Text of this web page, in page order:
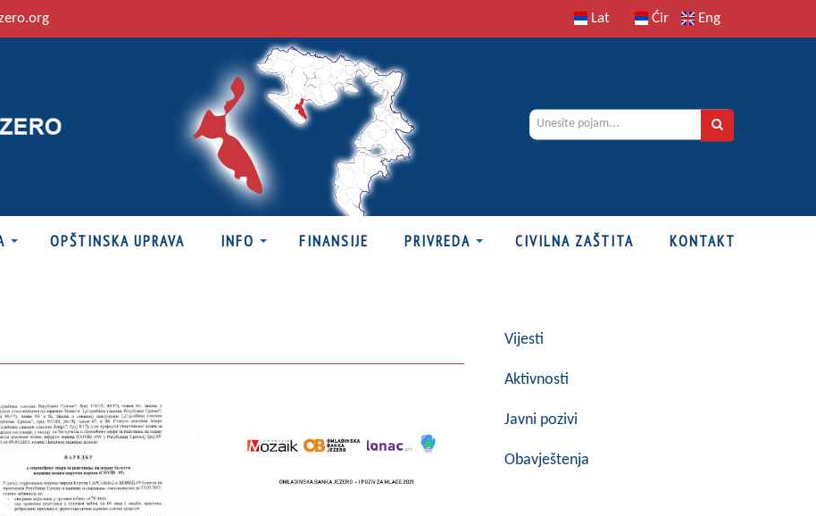
Lat Ćir Eng
OPŠTINSKA UPRAVA INFO FINANSIJE PRIVREDA CIVILNA ZAŠTITA KONTAKT
Vijesti
Aktivnosti
Javni pozivi
Obavještenja